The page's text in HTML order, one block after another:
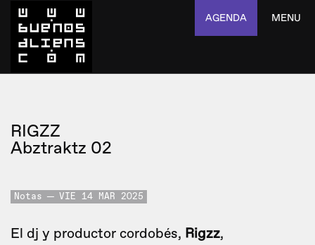
AGENDA MENU
RIGZZ
Abztraktz 02
Notas VIE 14 MAR 2025
El dj y productor cordobés, Rigzz,